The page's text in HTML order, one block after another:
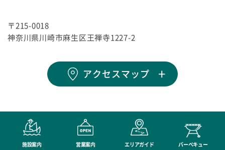
〒215-0018
神奈川県川崎市麻生区王禅寺1227-2
アクセスマップ
施設案内 営業案内 エリアガイド バーベキュー